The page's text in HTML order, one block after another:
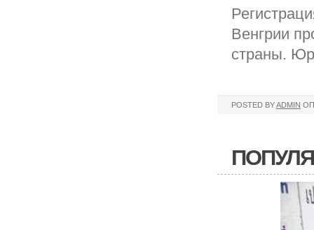
Венгрии
страны.
POSTED BYADMIN